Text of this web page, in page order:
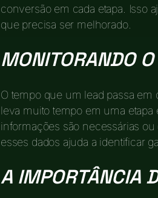
conversão em cada etapa. Isso
que precisa ser melhorado.
MONITORANDO
O tempo que um lead passa
leva muito tempo em uma
informações são necessárias
esses dados ajuda a identificar
A IMPORTÂNCIA